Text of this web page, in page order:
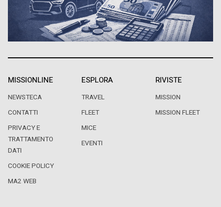
MISSIONLINE
NEWSTECA
CONTATTI
PRIVACY E
TRATTAMENTO
DATI
COOKIE POLICY
MA2 WEB
ESPLORA
TRAVEL
FLEET
MICE
EVENTI
RIVISTE
MISSION
MISSION FLEET